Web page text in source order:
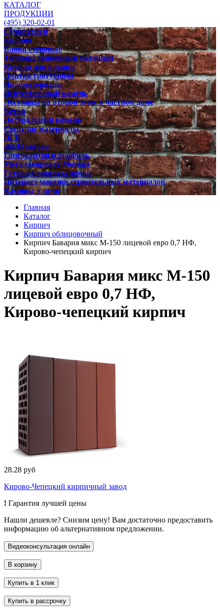
КАТАЛОГ
ПРОДУКЦИИ
(495) 320-02-01
Сухие смеси
Кирпич
Блоки стеновые
Теплоизоляционный материал
Кровля для крыши
Плитка тротуарная
Пиломатериалы
Искусственный камень
Лестницы на второй этаж в частном доме
Бетон
Натуральный камень
Сыпучие материалы
ПГП
ЖБИ заводы
Гипсокартон и профиль
Металлопрокат Москва
Готовые проекты домов
Интернет магазин строительных материалов
Камины и печи
Главная
Каталог
Кирпич
Кирпич облицовочный
Кирпич Бавария микс М-150 лицевой евро 0,7 НФ,
Кирово-чепецкий кирпич
Кирпич Бавария микс М-150
лицевой евро 0,7 НФ,
Кирово-чепецкий кирпич
28.28 руб
Кирово-Чепецкий кирпичный завод
! Гарантия лучшей цены
Нашли дешевле? Снизим цену! Вам достаточно предоставить
информацию об альтернативном предложении.